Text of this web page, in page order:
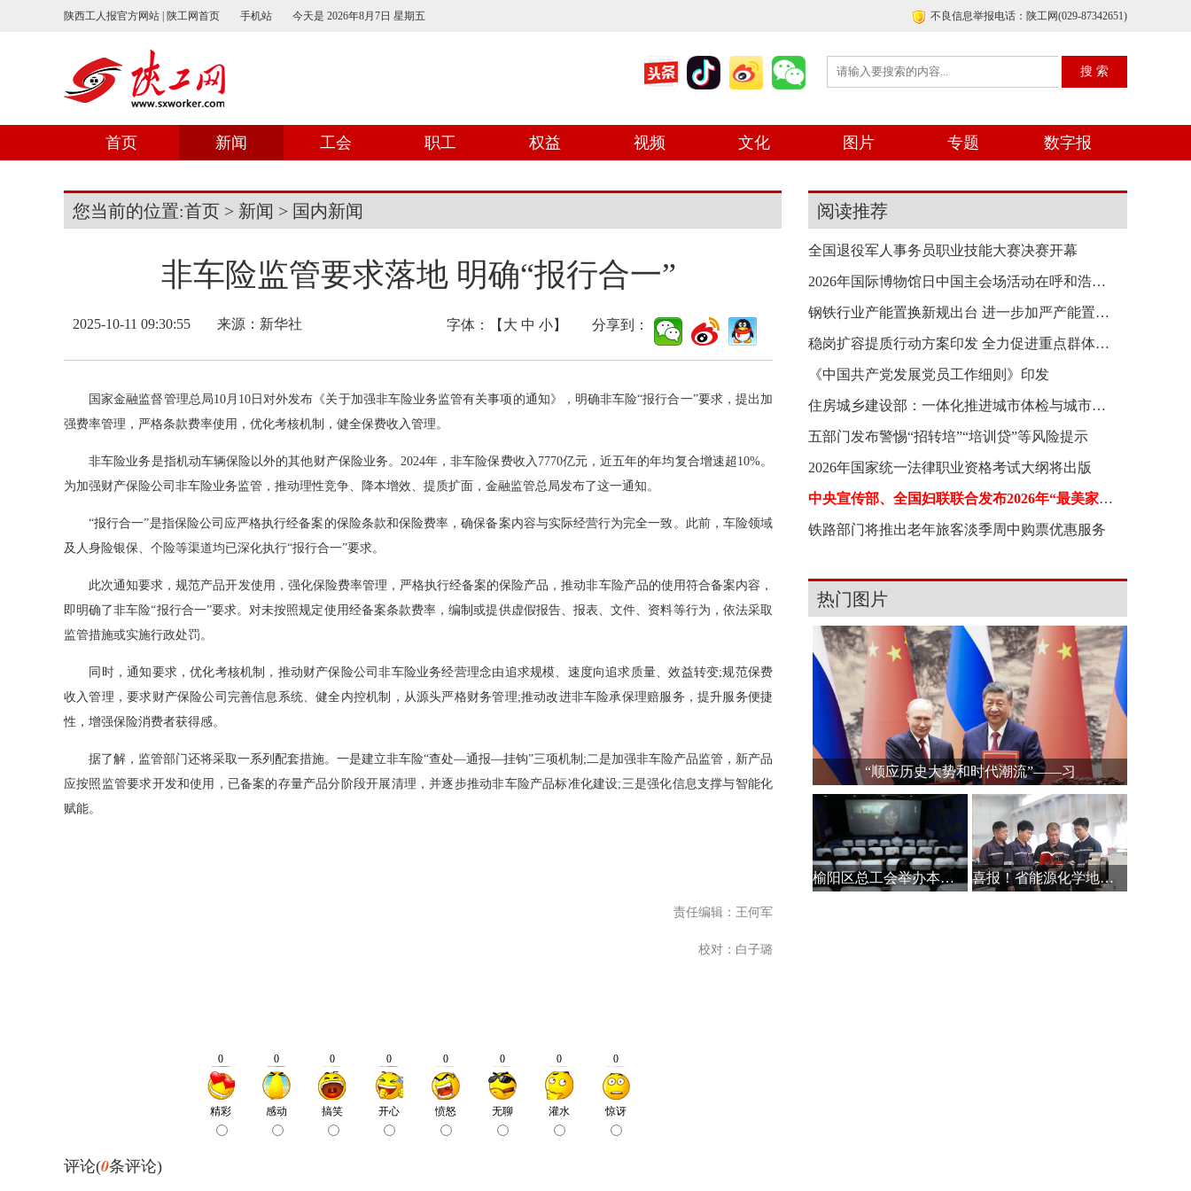
陕西工人报官方网站 | 陕工网首页 手机站 今天是 2026年8月7日 星期五 不良信息举报电话：陕工网(029-87342651)
首页 新闻 工会 职工 权益 视频 文化 图片 专题 数字报
您当前的位置:首页 > 新闻 > 国内新闻
非车险监管要求落地 明确“报行合一”
2025-10-11 09:30:55 来源： 新华社 字体：【 大 中 小】 分享到：
国家金融监督管理总局10月10日对外发布《关于加强非车险业务监管有关事项的通知》，明确非车险“报行合一”要求，提出加
强费率管理，严格条款费率使用，优化考核机制，健全保费收入管理。
非车险业务是指机动车辆保险以外的其他财产保险业务。2024年，非车险保费收入7770亿元，近五年的年均复合增速超10%。
为加强财产保险公司非车险业务监管，推动理性竞争、降本增效、提质扩面，金融监管总局发布了这一通知。
“报行合一”是指保险公司应严格执行经备案的保险条款和保险费率，确保备案内容与实际经营行为完全一致。此前，车险领域
及人身险银保、个险等渠道均已深化执行“报行合一”要求。
此次通知要求，规范产品开发使用，强化保险费率管理，严格执行经备案的保险产品，推动非车险产品的使用符合备案内容，
即明确了非车险“报行合一”要求。对未按照规定使用经备案条款费率，编制或提供虚假报告、报表、文件、资料等行为，依法采取
监管措施或实施行政处罚。
同时，通知要求，优化考核机制，推动财产保险公司非车险业务经营理念由追求规模、速度向追求质量、效益转变;规范保费
收入管理，要求财产保险公司完善信息系统、健全内控机制，从源头严格财务管理;推动改进非车险承保理赔服务，提升服务便捷
性，增强保险消费者获得感。
据了解，监管部门还将采取一系列配套措施。一是建立非车险“查处—通报—挂钩”三项机制;二是加强非车险产品监管，新产品
应按照监管要求开发和使用，已备案的存量产品分阶段开展清理，并逐步推动非车险产品标准化建设;三是强化信息支撑与智能化
赋能。
责任编辑：王何军
校对：白子璐
评论(0条评论)
阅读推荐
全国退役军人事务员职业技能大赛决赛开幕
2026年国际博物馆日中国主会场活动在呼和浩特举行
钢铁行业产能置换新规出台 进一步加严产能置换要
稳岗扩容提质行动方案印发 全力促进重点群体就业
《中国共产党发展党员工作细则》印发
住房城乡建设部：一体化推进城市体检与城市更新
五部门发布警惕“招转培”“培训贷”等风险提示
2026年国家统一法律职业资格考试大纲将出版
中央宣传部、全国妇联联合发布2026年“最美家庭”
铁路部门将推出老年旅客淡季周中购票优惠服务
热门图片
“顺应历史大势和时代潮流”——习
榆阳区总工会举办本土作家白保林创 喜报！省能源化学地质工会系统主题